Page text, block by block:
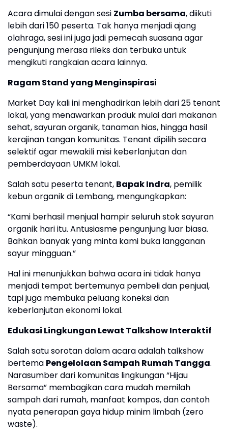
Acara dimulai dengan sesi Zumba bersama, diikuti
lebih dari 150 peserta. Tak hanya menjadi ajang
olahraga, sesi ini juga jadi pemecah suasana agar
pengunjung merasa rileks dan terbuka untuk
mengikuti rangkaian acara lainnya.
Ragam Stand yang Menginspirasi
Market Day kali ini menghadirkan lebih dari 25 tenant
lokal, yang menawarkan produk mulai dari makanan
sehat, sayuran organik, tanaman hias, hingga hasil
kerajinan tangan komunitas. Tenant dipilih secara
selektif agar mewakili misi keberlanjutan dan
pemberdayaan UMKM lokal.
Salah satu peserta tenant, Bapak Indra, pemilik
kebun organik di Lembang, mengungkapkan:
“Kami berhasil menjual hampir seluruh stok sayuran
organik hari itu. Antusiasme pengunjung luar biasa.
Bahkan banyak yang minta kami buka langganan
sayur mingguan.”
Hal ini menunjukkan bahwa acara ini tidak hanya
menjadi tempat bertemunya pembeli dan penjual,
tapi juga membuka peluang koneksi dan
keberlanjutan ekonomi lokal.
Edukasi Lingkungan Lewat Talkshow Interaktif
Salah satu sorotan dalam acara adalah talkshow
bertema Pengelolaan Sampah Rumah Tangga.
Narasumber dari komunitas lingkungan “Hijau
Bersama” membagikan cara mudah memilah
sampah dari rumah, manfaat kompos, dan contoh
nyata penerapan gaya hidup minim limbah (zero
waste).